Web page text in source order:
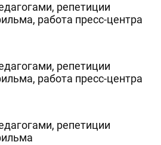
репетиции
работа пресс-центра
репетиции
работа пресс-центра
репетиции